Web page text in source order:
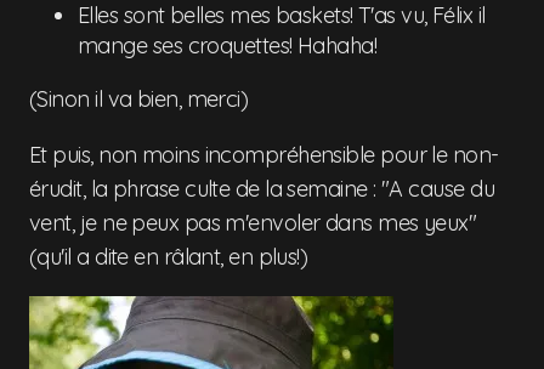
Elles sont belles mes baskets! T'as vu, Félix il
mange ses croquettes! Hahaha!
(Sinon il va bien, merci)
Et puis, non moins incompréhensible pour le non-
érudit, la phrase culte de la semaine : "A cause du
vent, je ne peux pas m'envoler dans mes yeux"
(qu'il a dite en râlant, en plus!)